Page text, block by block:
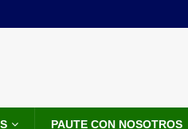
PAUTE CON NOSOTROS